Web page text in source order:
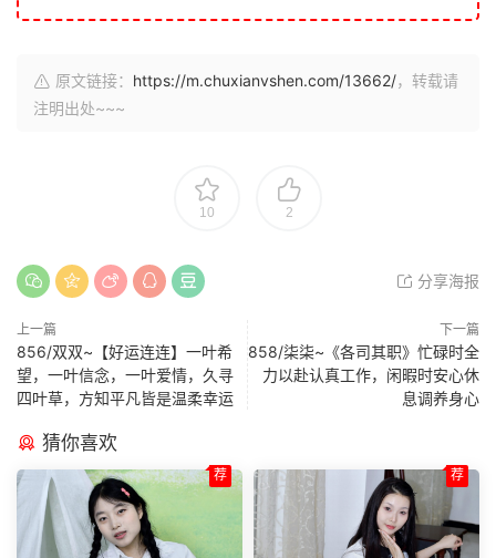
原文链接： https://m.chuxianvshen.com/13662/，转载请
注明出处~~~
10 2
分享海报
上一篇
856/双双~【好运连连】一叶希
望，一叶信念，一叶爱情，久寻
四叶草，方知平凡皆是温柔幸运
下一篇
858/柒柒~《各司其职》忙碌时全
力以赴认真工作，闲暇时安心休
息调养身心
猜你喜欢
荐 荐